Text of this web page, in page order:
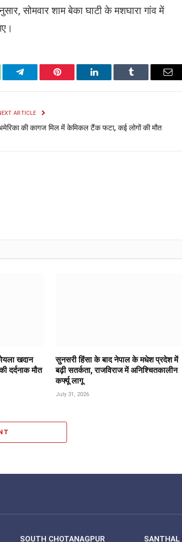
सोमवार शाम बेका घाटी के मशघारा गांव में
Telegram Pinterest LinkedIn Tumblr
ARTICLE
की कागज मिल में केमिकल टैंक फटा, कई लोगों की मौत
खदान
दर्दनाक मौत
सुनसरी हिंसा के बाद नेपाल के मधेश प्रदेश में
बढ़ी सतर्कता, राजविराज में अनिश्चितकालीन
कर्फ्यू लागू
July 31, 2026
SOUTH CHOTANAGPUR SANTHAL